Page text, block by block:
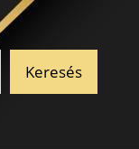
Keresés